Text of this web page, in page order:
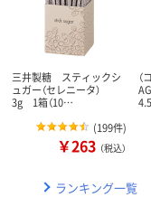
三井製糖 スティックシ
ュガー（セレニータ）
3g 1箱（10…
(199件)
￥263 （税込）
ランキング一覧